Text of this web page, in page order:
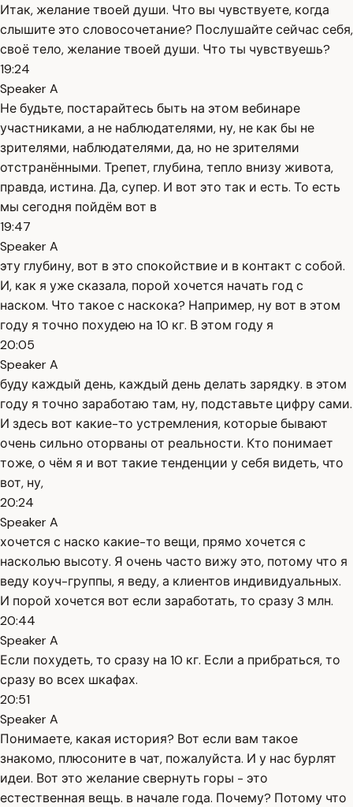
Итак, желание твоей души. Что вы чувствуете, когда
слышите это словосочетание? Послушайте сейчас себя,
своё тело, желание твоей души. Что ты чувствуешь?
19:24
Speaker A
Не будьте, постарайтесь быть на этом вебинаре
участниками, а не наблюдателями, ну, не как бы не
зрителями, наблюдателями, да, но не зрителями
отстранёнными. Трепет, глубина, тепло внизу живота,
правда, истина. Да, супер. И вот это так и есть. То есть
мы сегодня пойдём вот в
19:47
Speaker A
эту глубину, вот в это спокойствие и в контакт с собой.
И, как я уже сказала, порой хочется начать год с
наском. Что такое с наскока? Например, ну вот в этом
году я точно похудею на 10 кг. В этом году я
20:05
Speaker A
буду каждый день, каждый день делать зарядку. в этом
году я точно заработаю там, ну, подставьте цифру сами.
И здесь вот какие-то устремления, которые бывают
очень сильно оторваны от реальности. Кто понимает
тоже, о чём я и вот такие тенденции у себя видеть, что
вот, ну,
20:24
Speaker A
хочется с наско какие-то вещи, прямо хочется с
насколью высоту. Я очень часто вижу это, потому что я
веду коуч-группы, я веду, а клиентов индивидуальных.
И порой хочется вот если заработать, то сразу 3 млн.
20:44
Speaker A
Если похудеть, то сразу на 10 кг. Если а прибраться, то
сразу во всех шкафах.
20:51
Speaker A
Понимаете, какая история? Вот если вам такое
знакомо, плюсоните в чат, пожалуйста. И у нас бурлят
идеи. Вот это желание свернуть горы - это
естественная вещь. в начале года. Почему? Потому что